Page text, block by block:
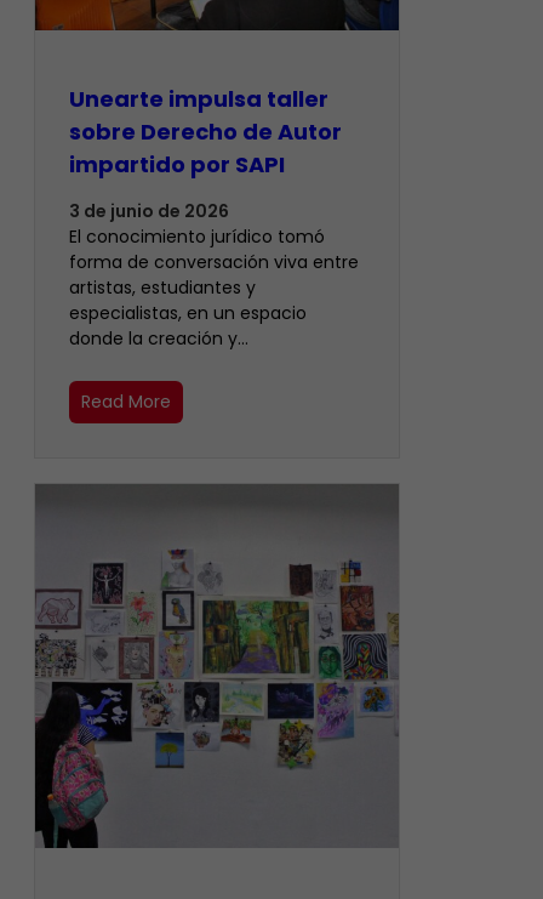
Unearte impulsa taller
sobre Derecho de Autor
impartido por SAPI
3 de junio de 2026
El conocimiento jurídico tomó
forma de conversación viva entre
artistas, estudiantes y
especialistas, en un espacio
donde la creación y…
Read More